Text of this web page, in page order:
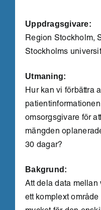
Uppdragsgivare:
Region Stockholm,
Stockholms
Utmaning:
Hur kan vi förbättra
omsorgsgivare för
mängden
30 dagar?
Bakgrund:
Att dela data mellan
ett komplext